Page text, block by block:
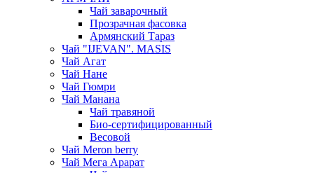
Чай заварочный
Прозрачная фасовка
Армянский Тараз
Чай "IJEVAN". MASIS
Чай Агат
Чай Нане
Чай Гюмри
Чай Манана
Чай травяной
Био-сертифицированный
Весовой
Чай Meron berry
Чай Мега Арарат